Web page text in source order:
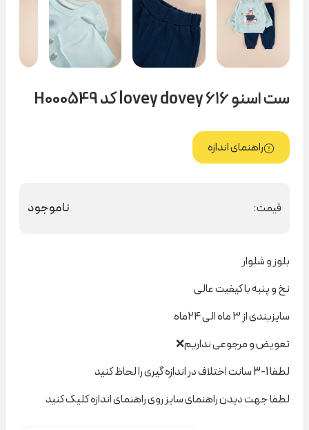
ست اسنو ۶۱۶ lovey dovey کد H000549
راهنمای اندازه
قیمت: ناموجود
بلوز و شلوار
نخ و پنبه با کیفیت عالی
سایزبندی از ۳ ماه الی ۲۴ماه
تعویض و مرجوعی نداریم❌
لطفا 1-3 سانت اختلاف در اندازه گیری را لحاظ کنید
لطفا جهت دیدن راهنمای سایز روی راهنمای اندازه کلیک کنید